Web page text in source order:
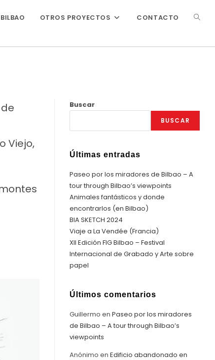
OTROS PROYECTOS CONTACTO
Viejo,
Buscar
BUSCAR
Últimas entradas
Paseo por los miradores de Bilbao – A
tour through Bilbao’s viewpoints
Animales fantásticos y donde
encontrarlos (en Bilbao)
BIA SKETCH 2024
Viaje a La Vendée (Francia)
XII Edición FIG Bilbao – Festival
Internacional de Grabado y Arte sobre
papel
Últimos comentarios
Guillermo en Paseo por los miradores
de Bilbao – A tour through Bilbao’s
viewpoints
Anónimo en Edificio abandonado en